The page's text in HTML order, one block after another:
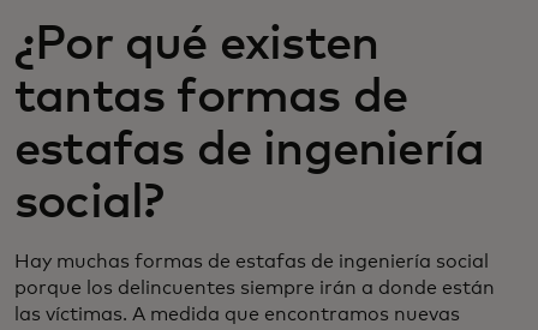
¿Por qué existen
tantas formas de
estafas de ingeniería
social?
Hay muchas formas de estafas de ingeniería social
porque los delincuentes siempre irán a donde están
las víctimas. A medida que encontramos nuevas